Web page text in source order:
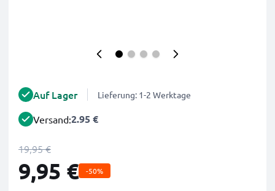
Auf Lager Lieferung: 1-2 Werktage
Versand:2.95 €
19,95 €
9,95 € -50%